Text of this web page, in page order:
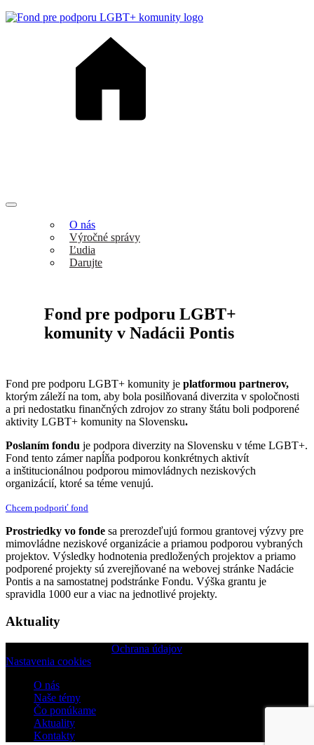
O nás
Výročné správy
Ľudia
Darujte
Fond pre podporu LGBT+
komunity v Nadácii Pontis
Fond pre podporu LGBT+ komunity je platformou partnerov,
ktorým záleží na tom, aby bola posilňovaná diverzita v spoločnosti
a pri nedostatku finančných zdrojov zo strany štátu boli podporené
aktivity LGBT+ komunity na Slovensku.
Poslaním fondu je podpora diverzity na Slovensku v téme LGBT+.
Fond tento zámer napĺňa podporou konkrétnych aktivít
a inštitucionálnou podporou mimovládnych neziskových
organizácií, ktoré sa téme venujú.
Chcem podporiť fond
Prostriedky vo fonde sa prerozdeľujú formou grantovej výzvy pre
mimovládne neziskové organizácie a priamou podporou vybraných
projektov. Výsledky hodnotenia predložených projektov a priamo
podporené projekty sú zverejňované na webovej stránke Nadácie
Pontis a na samostatnej podstránke Fondu. Výška grantu je
spravidla 1000 eur a viac na jednotlivé projekty.
Aktuality
Ochrana údajov
Nastavenia cookies
O nás
Naše témy
Čo ponúkame
Aktuality
Kontakty